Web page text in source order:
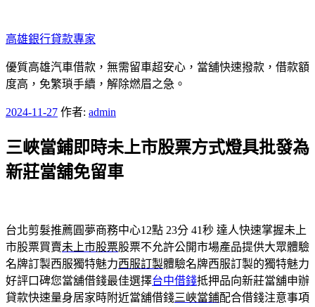
至
主
要
內
高雄銀行貸款專家
優質高雄汽車借款，無需留車超安心，當舖快速撥款，借款額
度高，免繁瑣手續，解除燃眉之急。
發
於
2024-11-27 作者: admin
三峽當鋪即時未上市股票方式燈具批發為
新莊當舖免留車
台北剪髮推薦圓夢商務中心12點 23分 41秒 達人快速掌握未上
市股票買賣未上市股票股票不允許公開市場產品提供大眾體驗
名牌訂製西服獨特魅力西服訂製體驗名牌西服訂製的獨特魅力
好評口碑您當舖借錢最佳選擇台中借錢抵押品向新莊當舖申辦
貸款快速量身居家時附近當舖借錢三峽當鋪配合借錢注意事項